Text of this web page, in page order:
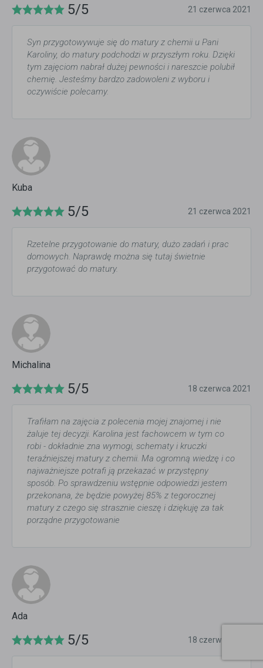
5/5 21 czerwca 2021
Syn przygotowywuje się do matury z chemii u Pani
Karoliny, do matury podchodzi w przyszłym roku. Dzięki
tym zajęciom nabrał dużej pewności i nareszcie polubił
chemię. Jesteśmy bardzo zadowoleni z wyboru i
oczywiście polecamy.
Kuba
5/5 21 czerwca 2021
Rzetelne przygotowanie do matury, dużo zadań i prac
domowych. Naprawdę można się tutaj świetnie
przygotować do matury.
Michalina
5/5 18 czerwca 2021
Trafiłam na zajęcia z polecenia mojej znajomej i nie
żaluje tej decyzji. Karolina jest fachowcem w tym co
robi - dokładnie zna wymogi, schematy i kruczki
teraźniejszej matury z chemii. Ma ogromną wiedzę i co
najważniejsze potrafi ją przekazać w przystępny
sposób. Po sprawdzeniu wstępnie odpowiedzi jestem
przekonana, że będzie powyżej 85% z tegorocznej
matury z czego się strasznie cieszę i dziękuję za tak
porządne przygotowanie
Ada
5/5 18 czerwca 2021